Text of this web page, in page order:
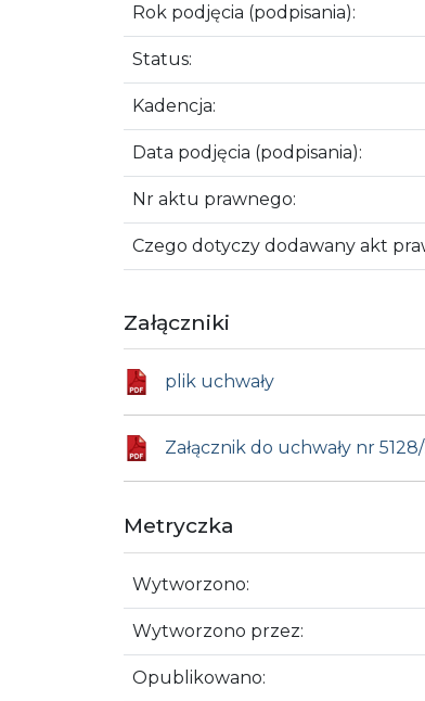
Rok podjęcia (podpisania):
Status:
Kadencja:
Data podjęcia (podpisania):
Nr aktu prawnego:
Czego dotyczy dodawany akt
Załączniki
plik uchwały
Załącznik do uchwały nr
Metryczka
Wytworzono:
Wytworzono przez:
Opublikowano: